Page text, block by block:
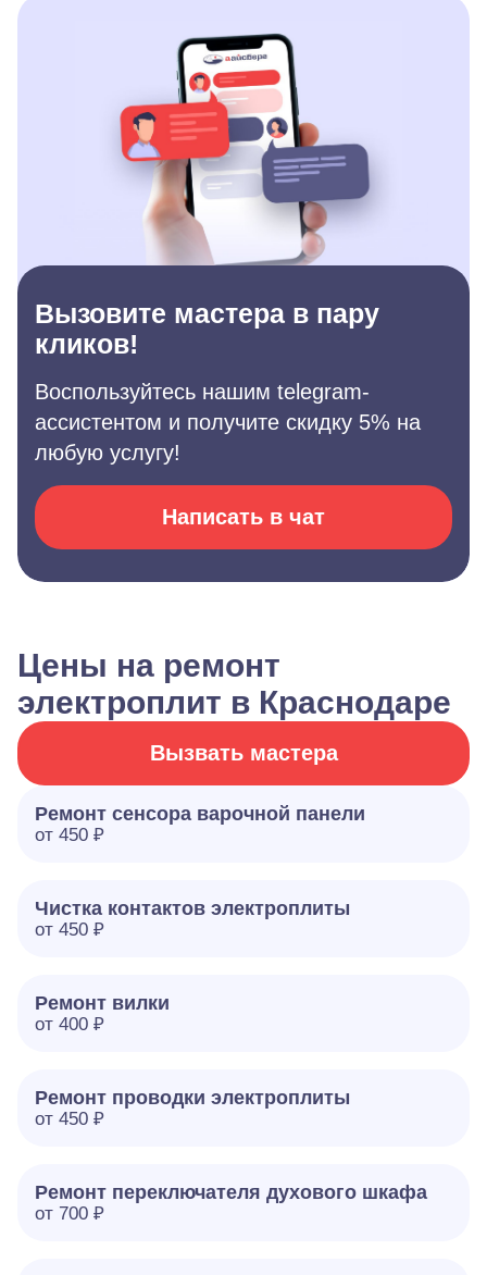
Вызовите мастера в пару
кликов!
Воспользуйтесь нашим telegram-
ассистентом и получите скидку 5% на
любую услугу!
Написать в чат
Цены на ремонт
электроплит в Краснодаре
Вызвать мастера
Ремонт сенсора варочной панели
от 450 ₽
Чистка контактов электроплиты
от 450 ₽
Ремонт вилки
от 400 ₽
Ремонт проводки электроплиты
от 450 ₽
Ремонт переключателя духового шкафа
от 700 ₽